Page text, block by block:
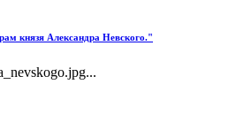
князя Александра Невского."